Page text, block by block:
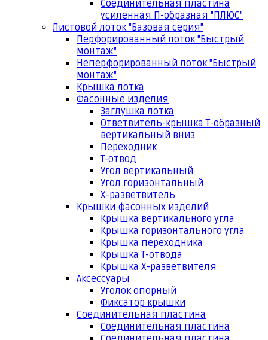
Соединительная пластина
усиленная П-образная "ПЛЮС"
Листовой лоток "Базовая серия"
Перфорированный лоток "Быстрый
монтаж"
Неперфорированный лоток "Быстрый
монтаж"
Крышка лотка
Фасонные изделия
Заглушка лотка
Ответвитель-крышка Т-образный
вертикальный вниз
Переходник
Т-отвод
Угол вертикальный
Угол горизонтальный
Х-разветвитель
Крышки фасонных изделий
Крышка вертикального угла
Крышка горизонтального угла
Крышка переходника
Крышка Т-отвода
Крышка Х-разветвителя
Аксессуары
Уголок опорный
Фиксатор крышки
Соединительная пластина
Соединительная пластина